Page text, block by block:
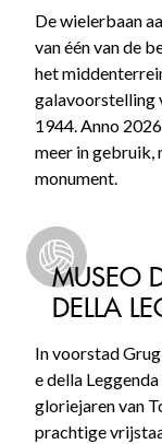
De wielerbaan
van één van de
het
galavoorstelling
1944. Anno
meer in gebruik,
monument.
MUSEO
DELLA
In voorstad
e della
gloriejaren van
prachtige